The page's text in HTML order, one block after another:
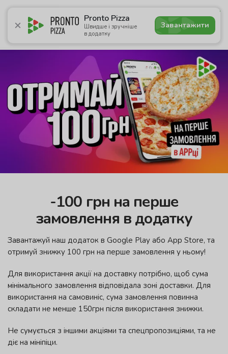
Pronto Pizza
Швидше і зручніше
в додатку
Завантажити
5.0
Акції Піца Суші Сети Напої Пасти
-100 грн на перше
замовлення в додатку
Завантажуй наш додаток в Google Play або App Store, та
отримуй знижку 100 грн на перше замовлення у ньому!
Для використання акції на доставку потрібно, щоб сума
мінімального замовлення відповідала зоні доставки. Для
використання на самовиніс, сума замовлення повинна
складати не менше 150грн після використання знижки.
Не сумується з іншими акціями та спецпропозиціями, та не
діє на мініпіци.